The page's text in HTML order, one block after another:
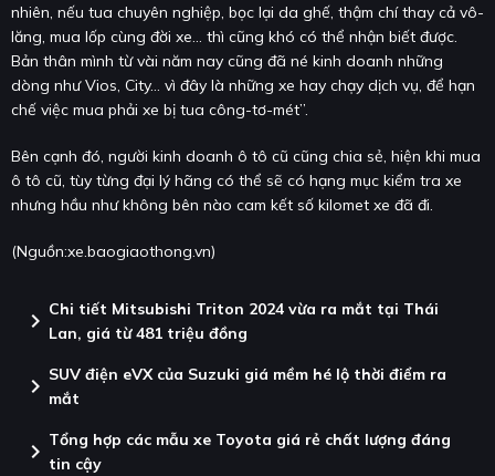
nhiên, nếu tua chuyên nghiệp, bọc lại da ghế, thậm chí thay cả vô-
lăng, mua lốp cùng đời xe… thì cũng khó có thể nhận biết được.
Bản thân mình từ vài năm nay cũng đã né kinh doanh những
dòng như Vios, City… vì đây là những xe hay chạy dịch vụ, để hạn
chế việc mua phải xe bị tua công-tơ-mét”.
Bên cạnh đó, người kinh doanh ô tô cũ cũng chia sẻ, hiện khi mua
ô tô cũ, tùy từng đại lý hãng có thể sẽ có hạng mục kiểm tra xe
nhưng hầu như không bên nào cam kết số kilomet xe đã đi.
(Nguồn:xe.baogiaothong.vn)
chevron_right Chi tiết Mitsubishi Triton 2024 vừa ra mắt tại Thái
Lan, giá từ 481 triệu đồng
chevron_right SUV điện eVX của Suzuki giá mềm hé lộ thời điểm ra
mắt
chevron_right Tổng hợp các mẫu xe Toyota giá rẻ chất lượng đáng
tin cậy